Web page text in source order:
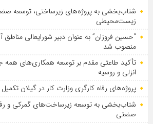
شتاب‌بخشی به پروژه‌های زیرساختی، توسعه
زیست‌محیطی
“حسین فروزان” به عنوان دبیر شورایعالی مناطق
منصوب شد
تأكید طاعتی مقدم بر توسعه همكاری‌های همه
انزلی و روسیه
پروژه‌های رفاه کارگری وزارت کار در گیلان
شتاب‌بخشی به توسعه زیرساخت‌های گمركی و
صنعتی